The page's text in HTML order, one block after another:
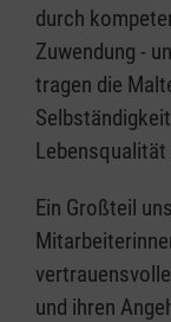
durch
Zuwendung -
tragen die
Lebensqualität
Ein Großteil
und ihren